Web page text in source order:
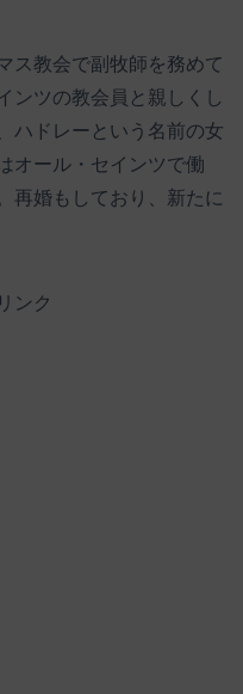
ス教会で副牧師を務めて
ンツの教会員と親しくし
ハドレーという名前の女
オール・セインツで働
再婚もしており、新たに
ンク